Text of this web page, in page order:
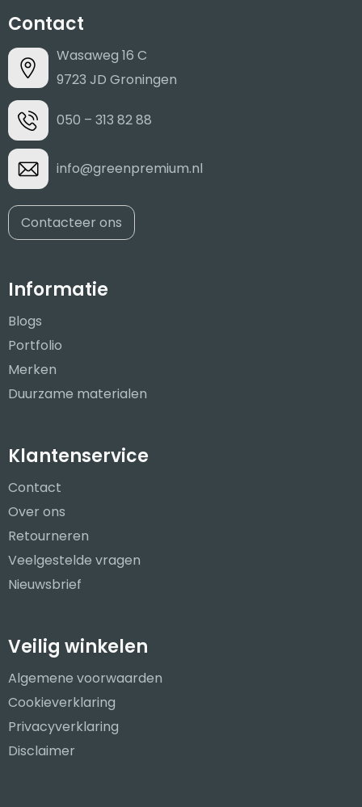
Contact
Wasaweg 16 C
9723 JD Groningen
050 – 313 82 88
info@greenpremium.nl
Contacteer ons
Informatie
Blogs
Portfolio
Merken
Duurzame materialen
Klantenservice
Contact
Over ons
Retourneren
Veelgestelde vragen
Nieuwsbrief
Veilig winkelen
Algemene voorwaarden
Cookieverklaring
Privacyverklaring
Disclaimer